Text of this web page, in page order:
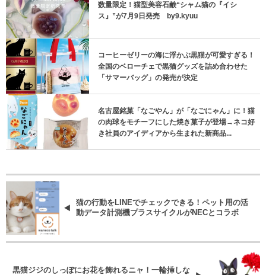
数量限定！猫型美容石鹸“シャム猫の『イシ
ス』”が7月9日発売 by9.kyuu
コーヒーゼリーの海に浮かぶ黒猫が可愛すぎる！
全国のベローチェで黒猫グッズを詰め合わせた
「サマーバッグ」の発売が決定
名古屋銘菓「なごやん」が「なごにゃん」に！猫
の肉球をモチーフにした焼き菓子が登場→ネコ好
き社員のアイディアから生まれた新商品...
猫の行動をLINEでチェックできる！ペット用の活
動データ計測機プラスサイクルがNECとコラボ
黒猫ジジのしっぽにお花を飾れるニャ！一輪挿しな